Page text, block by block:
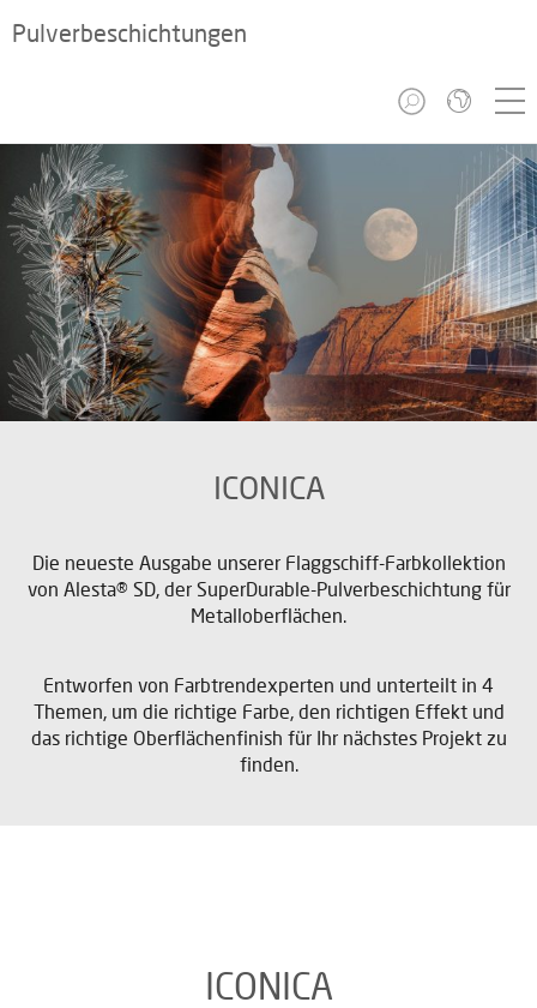
Pulverbeschichtungen
ICONICA
Die neueste Ausgabe unserer Flaggschiff-Farbkollektion
von Alesta® SD, der SuperDurable-Pulverbeschichtung für
Metalloberflächen.
Entworfen von Farbtrendexperten und unterteilt in 4
Themen, um die richtige Farbe, den richtigen Effekt und
das richtige Oberflächenfinish für Ihr nächstes Projekt zu
finden.
ICONICA